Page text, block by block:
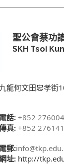
聖公會蔡功
SKH Tsoi
龍何文田忠孝街
話: +852
真: +852
郵:
址: http://